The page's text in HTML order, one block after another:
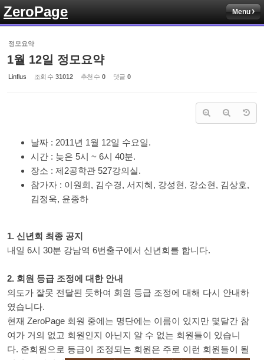
ZeroPage Menu
정모요약
1월 12일 정모요약
Linflus 조회 수 31012 추천 수 0 댓글 0
날짜 : 2011년 1월 12일 수요일.
시간 : 늦은 5시 ~ 6시 40분.
장소 : 제2공학관 527강의실.
참가자 : 이원희, 김수경, 서지혜, 강성현, 강소현, 김상호,
김정욱, 윤종하
1. 신년회 최종 공지
내일 6시 30분 강남역 6번출구에서 신년회를 합니다.
2. 회원 등급 조정에 대한 안내
의도가 잘못 전달된 듯하여 회원 등급 조정에 대해 다시 안내하
였습니다.
현재 ZeroPage 회원 중에는 명단에는 이름이 있지만 몇달간 참
여가 거의 없고 회원인지 아닌지 알 수 없는 회원들이 있습니
다. 준회원으로 등급이 조정되는 회원은 주로 이런 회원들이 될
Sketchbook5, 스케치북5
Sketchbook5, 스케치북5